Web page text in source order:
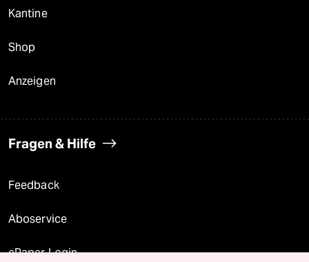
Kantine
Shop
Anzeigen
Fragen & Hilfe
Feedback
Aboservice
ePaper Login